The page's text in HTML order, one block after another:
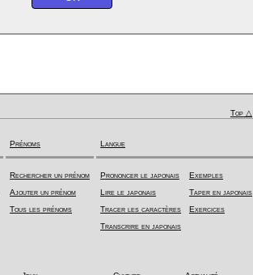
Top △
Prénoms
Rechercher un prénom
Ajouter un prénom
Tous les prénoms
Langue
Prononcer le japonais
Lire le japonais
Tracer les caractères
Transcrire en japonais
Exemples
Taper en japonais
Exercices